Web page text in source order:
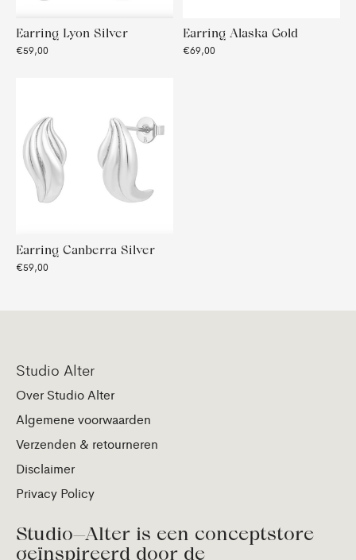
Earring Lyon Silver
€59,00
Earring Alaska Gold
€69,00
Earring Canberra Silver
€59,00
Studio Alter
Over Studio Alter
Algemene voorwaarden
Verzenden & retourneren
Disclaimer
Privacy Policy
Studio—Alter is een conceptstore
geïnspireerd door de